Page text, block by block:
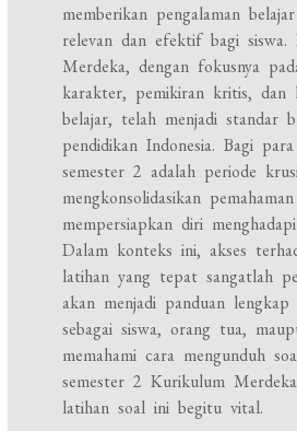
memberikan pengalaman
relevan dan efektif bagi siswa.
Merdeka, dengan fokusnya
karakter, pemikiran kritis, dan
belajar, telah menjadi standar
pendidikan Indonesia. Bagi
semester 2 adalah periode
mengkonsolidasikan
mempersiapkan diri
Dalam konteks ini, akses
latihan yang tepat sangatlah
akan menjadi panduan
sebagai siswa, orang tua,
memahami cara mengunduh
semester 2 Kurikulum
latihan soal ini begitu vital.